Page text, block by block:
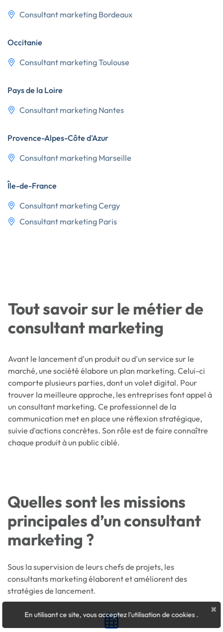
Consultant marketing Bordeaux
Occitanie
Consultant marketing Toulouse
Pays de la Loire
Consultant marketing Nantes
Provence-Alpes-Côte d'Azur
Consultant marketing Marseille
Île-de-France
Consultant marketing Cergy
Consultant marketing Paris
Tout savoir sur le métier de
consultant marketing
Avant le lancement d'un produit ou d'un service sur le
marché, une société élabore un plan marketing. Celui-ci
comporte plusieurs parties, dont un volet digital. Pour
trouver la meilleure approche, les entreprises font appel à
un consultant marketing. Ce professionnel de la
communication met en place une réflexion stratégique,
suivie d'actions concrètes. Son rôle est de faire connaître
chaque produit à un public ciblé.
Quelles sont les missions
principales d’un consultant
marketing ?
Sous la supervision de leurs chefs de projets, les
consultants marketing élaborent et améliorent des
stratégies de lancement.
×
En utilisant ce site, vous acceptez l'utilisation de cookies.